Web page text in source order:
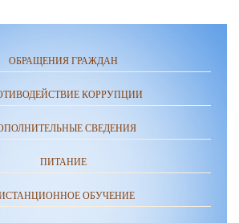
ОБРАЩЕНИЯ ГРАЖДАН
КОРРУПЦИИ
СВЕДЕНИЯ
ПИТАНИЕ
ОБУЧЕНИЕ